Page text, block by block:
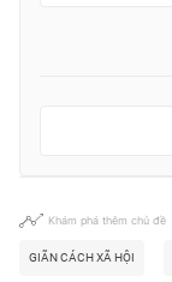
Khám phá thêm chủ đề
GIÃN CÁCH XÃ HỘI